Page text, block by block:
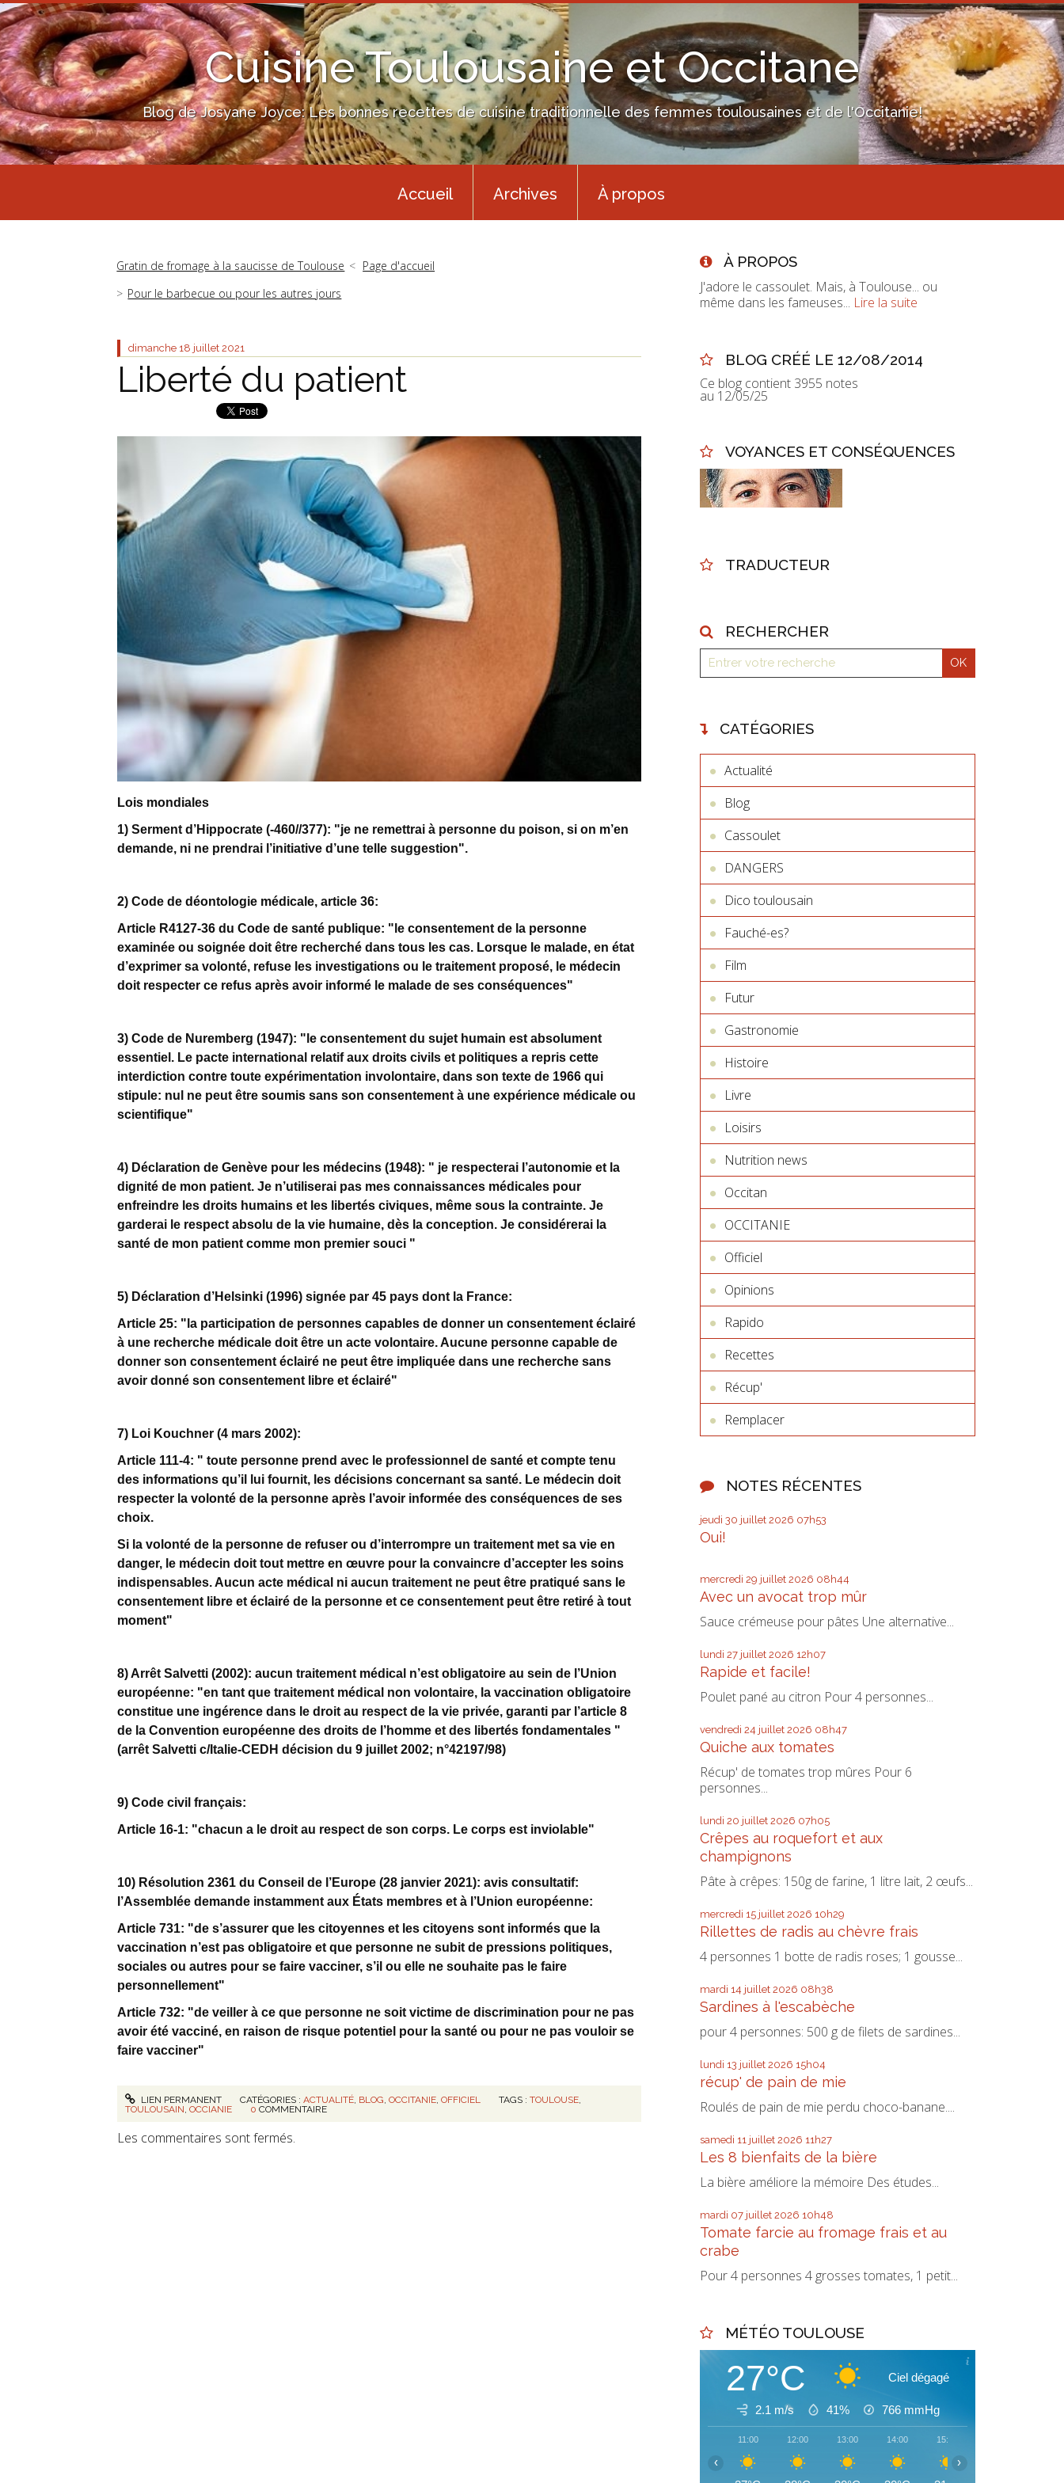
Cuisine Toulousaine et Occitane
Blog de Josyane Joyce: Les bonnes recettes de cuisine traditionnelle des femmes toulousaines et de l'Occitanie!
Accueil Archives À propos
Gratin de fromage à la saucisse de Toulouse
Page d'accueil
Pour le barbecue ou pour les autres jours
dimanche 18 juillet 2021
Liberté du patient
Lois mondiales
1) Serment d’Hippocrate (-460//377): "je ne remettrai à personne du poison, si on m’en
demande, ni ne prendrai l’initiative d’une telle suggestion".
2) Code de déontologie médicale, article 36:
Article R4127-36 du Code de santé publique: "le consentement de la personne
examinée ou soignée doit être recherché dans tous les cas. Lorsque le malade, en état
d’exprimer sa volonté, refuse les investigations ou le traitement proposé, le médecin
doit respecter ce refus après avoir informé le malade de ses conséquences"
3) Code de Nuremberg (1947): "le consentement du sujet humain est absolument
essentiel. Le pacte international relatif aux droits civils et politiques a repris cette
interdiction contre toute expérimentation involontaire, dans son texte de 1966 qui
stipule: nul ne peut être soumis sans son consentement à une expérience médicale ou
scientifique"
4) Déclaration de Genève pour les médecins (1948): " je respecterai l’autonomie et la
dignité de mon patient. Je n’utiliserai pas mes connaissances médicales pour
enfreindre les droits humains et les libertés civiques, même sous la contrainte. Je
garderai le respect absolu de la vie humaine, dès la conception. Je considérerai la
santé de mon patient comme mon premier souci "
5) Déclaration d’Helsinki (1996) signée par 45 pays dont la France:
Article 25: "la participation de personnes capables de donner un consentement éclairé
à une recherche médicale doit être un acte volontaire. Aucune personne capable de
donner son consentement éclairé ne peut être impliquée dans une recherche sans
avoir donné son consentement libre et éclairé"
7) Loi Kouchner (4 mars 2002):
Article 111-4: " toute personne prend avec le professionnel de santé et compte tenu
des informations qu’il lui fournit, les décisions concernant sa santé. Le médecin doit
respecter la volonté de la personne après l’avoir informée des conséquences de ses
choix.
Si la volonté de la personne de refuser ou d’interrompre un traitement met sa vie en
danger, le médecin doit tout mettre en œuvre pour la convaincre d’accepter les soins
indispensables. Aucun acte médical ni aucun traitement ne peut être pratiqué sans le
consentement libre et éclairé de la personne et ce consentement peut être retiré à tout
moment"
8) Arrêt Salvetti (2002): aucun traitement médical n’est obligatoire au sein de l’Union
européenne: "en tant que traitement médical non volontaire, la vaccination obligatoire
constitue une ingérence dans le droit au respect de la vie privée, garanti par l’article 8
de la Convention européenne des droits de l’homme et des libertés fondamentales "
(arrêt Salvetti c/Italie-CEDH décision du 9 juillet 2002; n°42197/98)
9) Code civil français:
Article 16-1: "chacun a le droit au respect de son corps. Le corps est inviolable"
10) Résolution 2361 du Conseil de l’Europe (28 janvier 2021): avis consultatif:
l’Assemblée demande instamment aux États membres et à l’Union européenne:
Article 731: "de s’assurer que les citoyennes et les citoyens sont informés que la
vaccination n’est pas obligatoire et que personne ne subit de pressions politiques,
sociales ou autres pour se faire vacciner, s’il ou elle ne souhaite pas le faire
personnellement"
Article 732: "de veiller à ce que personne ne soit victime de discrimination pour ne pas
avoir été vacciné, en raison de risque potentiel pour la santé ou pour ne pas vouloir se
faire vacciner"
LIEN PERMANENT CATÉGORIES :ACTUALITÉ, BLOG,OCCITANIE,OFFICIEL TAGS :TOULOUSE,
TOULOUSAIN, OCCIANIE 0 COMMENTAIRE
Les commentaires sont fermés.
À PROPOS
J'adore le cassoulet. Mais, à Toulouse... ou
même dans les fameuses... Lire la suite
BLOG CRÉÉ LE 12/08/2014
Ce blog contient 3955 notes
au 12/05/25
VOYANCES ET CONSÉQUENCES
TRADUCTEUR
RECHERCHER
CATÉGORIES
Actualité
Blog
Cassoulet
DANGERS
Dico toulousain
Fauché-es?
Film
Futur
Gastronomie
Histoire
Livre
Loisirs
Nutrition news
Occitan
OCCITANIE
Officiel
Opinions
Rapido
Recettes
Récup'
Remplacer
NOTES RÉCENTES
jeudi 30 juillet 2026 07h53
Oui!
mercredi 29 juillet 2026 08h44
Avec un avocat trop mûr
Sauce crémeuse pour pâtes Une alternative...
lundi 27 juillet 2026 12h07
Rapide et facile!
Poulet pané au citron Pour 4 personnes...
vendredi 24 juillet 2026 08h47
Quiche aux tomates
Récup' de tomates trop mûres Pour 6
personnes...
lundi 20 juillet 2026 07h05
Crêpes au roquefort et aux
champignons
Pâte à crêpes: 150g de farine, 1 litre lait, 2 œufs...
mercredi 15 juillet 2026 10h29
Rillettes de radis au chèvre frais
4 personnes 1 botte de radis roses; 1 gousse...
mardi 14 juillet 2026 08h38
Sardines à l'escabèche
pour 4 personnes: 500 g de filets de sardines...
lundi 13 juillet 2026 15h04
récup' de pain de mie
Roulés de pain de mie perdu choco-banane....
samedi 11 juillet 2026 11h27
Les 8 bienfaits de la bière
La bière améliore la mémoire Des études...
mardi 07 juillet 2026 10h48
Tomate farcie au fromage frais et au
crabe
Pour 4 personnes 4 grosses tomates, 1 petit...
MÉTÉO TOULOUSE
27°C Ciel dégagé
2.1 m/s 41% 766 mmHg
11:00 12:00 13:00 14:00 15:00
‹ ›